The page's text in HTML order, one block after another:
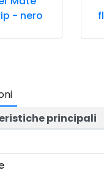
- nero
principali